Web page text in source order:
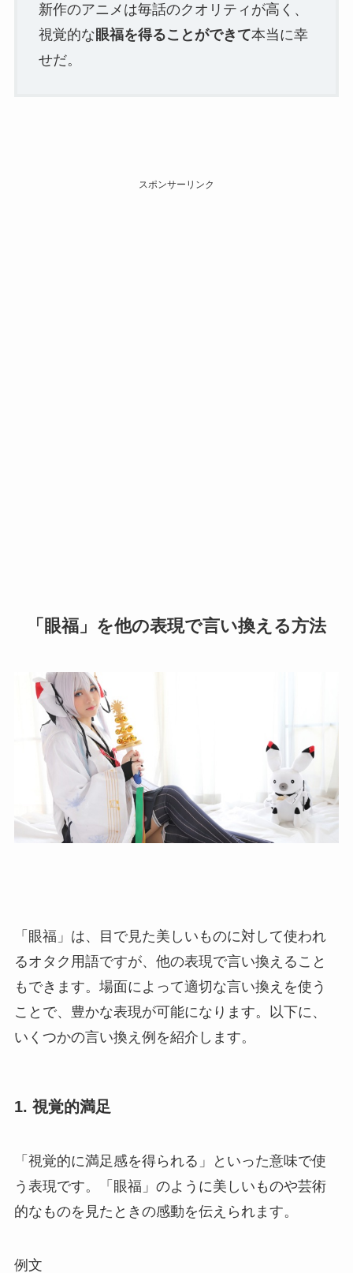
新作のアニメは毎話のクオリティが高く、
視覚的な 眼福を得ることができて本当に幸
せだ。
スポンサーリンク
「眼福」を他の表現で言い換える方法
「眼福」は、目で見た美しいものに対して使われ
るオタク用語ですが、他の表現で言い換えること
もできます。場面によって適切な言い換えを使う
ことで、豊かな表現が可能になります。以下に、
いくつかの言い換え例を紹介します。
1. 視覚的満足
「視覚的に満足感を得られる」といった意味で使
う表現です。「眼福」のように美しいものや芸術
的なものを見たときの感動を伝えられます。
例文